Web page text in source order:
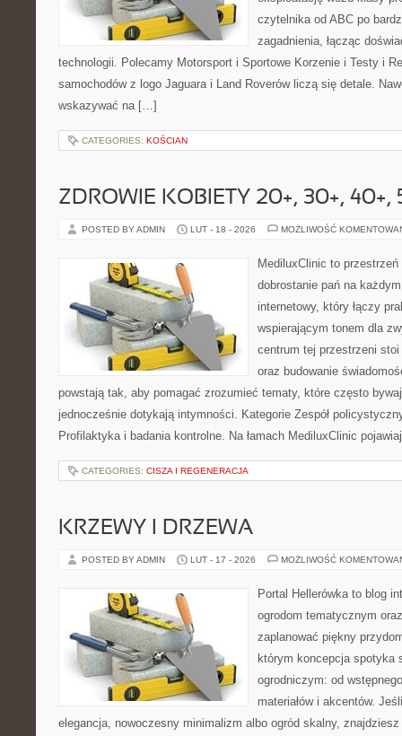
czytelnika od ABC po
zagadnienia, łącząc
technologii. Polecamy Motorsport i Sportowe Korzenie i Testy i
samochodów z logo Jaguara i Land Roverów liczą się detale.
wskazywać na […]
CATEGORIES: KOŚCIAN
ZDROWIE KOBIETY 20+, 30+, 40+,
POSTED BY ADMIN LUT - 18 - 2026 MOŻLIWOŚĆ
MediluxClinic to
dobrostanie pań na
internetowy, który łączy
wspierającym tonem dla
centrum tej przestrzeni
oraz budowanie
powstają tak, aby pomagać zrozumieć tematy, które często
jednocześnie dotykają intymności. Kategorie Zespół
Profilaktyka i badania kontrolne. Na łamach MediluxClinic
CATEGORIES: CISZA I REGENERACJA
KRZEWY I DRZEWA
POSTED BY ADMIN LUT - 17 - 2026 MOŻLIWOŚĆ
Portal Hellerówka to blog
ogrodom tematycznym
zaplanować piękny
którym koncepcja spotyka
ogrodniczym: od
materiałów i akcentów.
elegancja, nowoczesny minimalizm albo ogród skalny,